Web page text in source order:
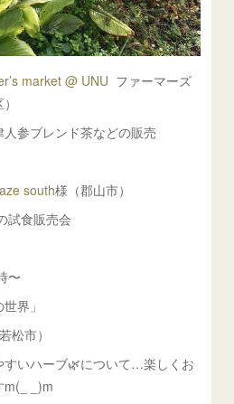
market @ UNU ファーマーズ
参ブレンド茶などの販売
south様（郡山市）
試食販売会
〜
界」
松市）
すいハーブ🌿について…楽しくお
m(_ _)m